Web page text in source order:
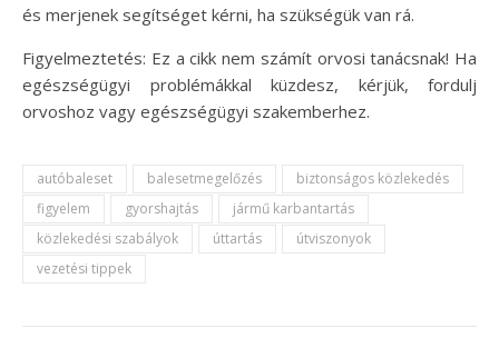
és merjenek segítséget kérni, ha szükségük van rá.
Figyelmeztetés: Ez a cikk nem számít orvosi tanácsnak! Ha
egészségügyi problémákkal küzdesz, kérjük, fordulj
orvoshoz vagy egészségügyi szakemberhez.
autóbaleset balesetmegelőzés
biztonságos közlekedés
figyelem
gyorshajtás
jármű karbantartás
közlekedési szabályok
úttartás
útviszonyok
vezetési tippek